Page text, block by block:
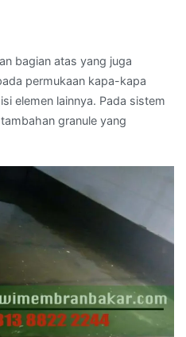
bagian atas yang juga
permukaan kapa-kapa
elemen lainnya. Pada sistem
granule yang